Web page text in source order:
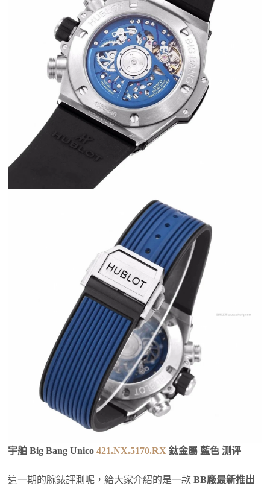
宇舶 Big Bang Unico421.NX.5170.RX 鈦金屬 藍色 测评
這一期的腕錶評測呢，給大家介紹的是一款BB廠最新推出